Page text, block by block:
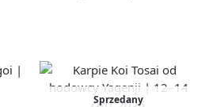
Sprzedany